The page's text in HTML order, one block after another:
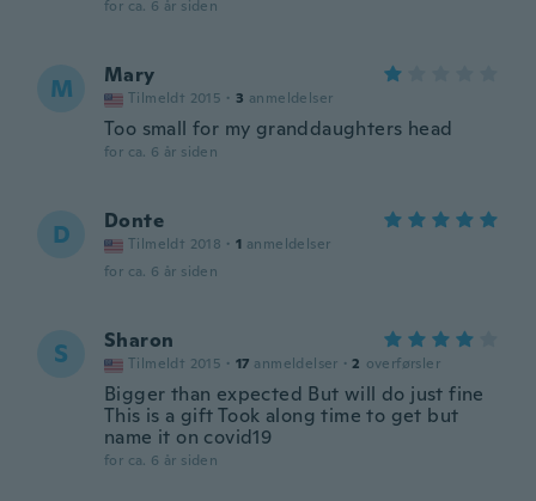
for ca. 6 år siden
M Mary
Tilmeldt 2015 · 3 anmeldelser
Too small for my granddaughters head
for ca. 6 år siden
D Donte
Tilmeldt 2018 · 1 anmeldelser
for ca. 6 år siden
S Sharon
Tilmeldt 2015 · 17 anmeldelser · 2 overførsler
Bigger than expected But will do just fine
This is a gift Took along time to get but
name it on covid19
for ca. 6 år siden